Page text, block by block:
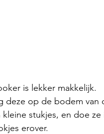
is lekker makkelijk.
deze op de bodem van
stukjes, en doe
erover.